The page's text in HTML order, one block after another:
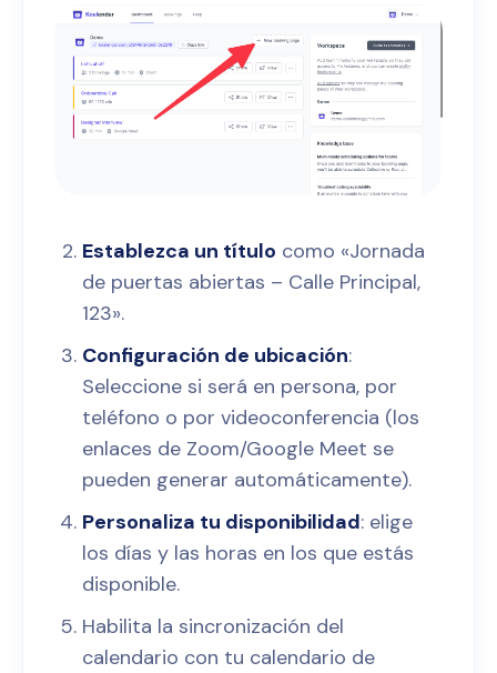
Establezca un título como «Jornada
de puertas abiertas – Calle Principal,
123».
Configuración de ubicación:
Seleccione si será en persona, por
teléfono o por videoconferencia (los
enlaces de Zoom/Google Meet se
pueden generar automáticamente).
Personaliza tu disponibilidad: elige
los días y las horas en los que estás
disponible.
Habilita la sincronización del
calendario con tu calendario de